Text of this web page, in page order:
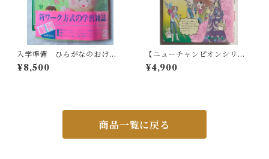
入学準備 ひらがなのおけい
こ 学習幼稚園（昭和58年）
¥8,500
【ニューチャンピオンシリー
ズ】少女まんが かき方入門
¥4,900
商品一覧に戻る